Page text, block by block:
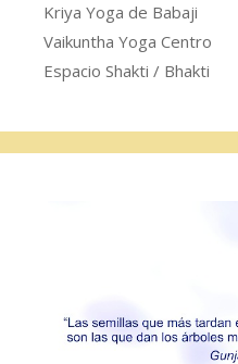
Kriya Yoga de Babaji
Vaikuntha Yoga Centro
Espacio Shakti / Bhakti